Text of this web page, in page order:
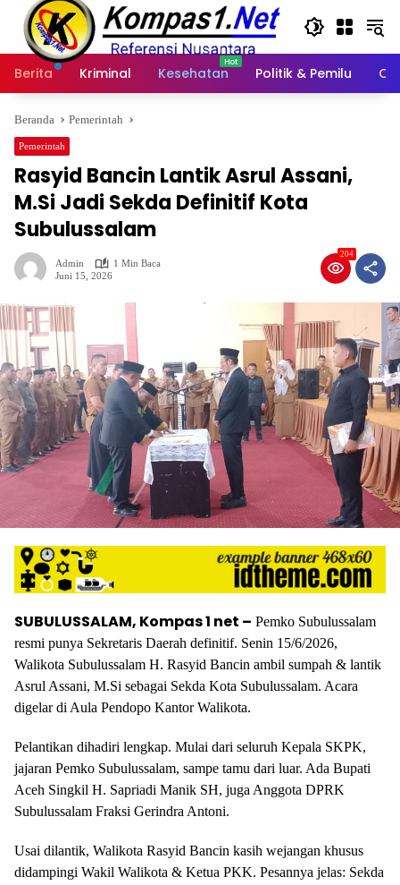
Langsung
konten
Berita Kriminal Kesehatan Politik & Pemilu
Beranda Pemerintah
Pemerintah
Rasyid Bancin Lantik Asrul Assani,
M.Si Jadi Sekda Definitif Kota
Subulussalam
Admin
1 Min Baca
Juni 15, 2026
204
SUBULUSSALAM, Kompas 1 net – Pemko Subulussalam
resmi punya Sekretaris Daerah definitif. Senin 15/6/2026,
Walikota Subulussalam H. Rasyid Bancin ambil sumpah & lantik
Asrul Assani, M.Si sebagai Sekda Kota Subulussalam. Acara
digelar di Aula Pendopo Kantor Walikota.
Pelantikan dihadiri lengkap. Mulai dari seluruh Kepala SKPK,
jajaran Pemko Subulussalam, sampe tamu dari luar. Ada Bupati
Aceh Singkil H. Sapriadi Manik SH, juga Anggota DPRK
Subulussalam Fraksi Gerindra Antoni.
Usai dilantik, Walikota Rasyid Bancin kasih wejangan khusus
didampingi Wakil Walikota & Ketua PKK. Pesannya jelas: Sekda